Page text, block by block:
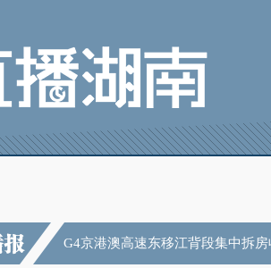
G4京港澳高速东移江背段集中拆